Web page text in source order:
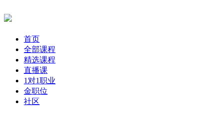
首页
全部课程
精选课程
直播课
1对1职业
金职位
社区